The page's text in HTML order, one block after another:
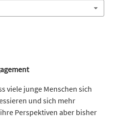
viele junge Menschen sich
und sich mehr
Perspektiven aber bisher